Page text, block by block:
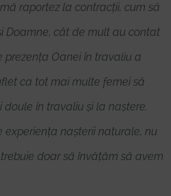
raportez la contracții, cum să
Doamne, cât de mult au contat
prezența Oanei în travaliu a
ca tot mai multe femei să
în travaliu și la naștere.
nașterii naturale, nu
doar să învățăm să avem